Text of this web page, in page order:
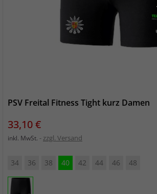
PSV Freital Fitness Tight kurz Damen
Preis
33,10 €
inkl. MwSt. zzgl. Versand
34 36 38 40 42 44 46 48